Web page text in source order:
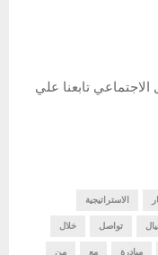
الاجتماعي تابعنا علي
الاستراتيجية
تواصل خلال
مبادرة مع من